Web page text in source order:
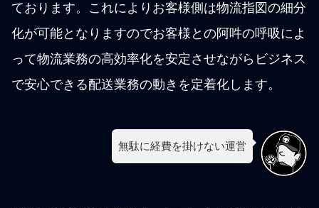
ております。これによりお客様側は物流指図の細分
化が可能となりますのでお客様との阿吽の呼吸によ
って物流業務の高効率化を安定させながらビジネス
で安心できる配送業務の動きを定着化します。
無駄に経費を掛けない運営